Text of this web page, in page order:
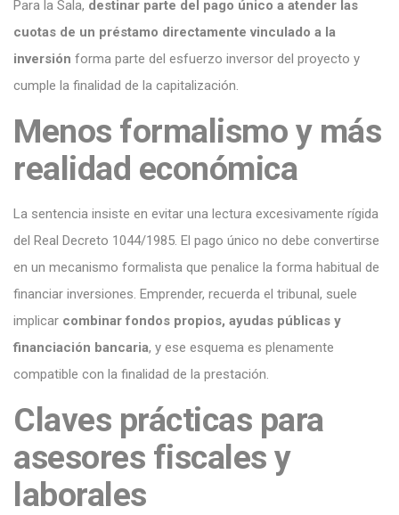
Para la Sala, destinar parte del pago único a atender las
cuotas de un préstamo directamente vinculado a la
inversión forma parte del esfuerzo inversor del proyecto y
cumple la finalidad de la capitalización.
Menos formalismo y más
realidad económica
La sentencia insiste en evitar una lectura excesivamente rígida
del Real Decreto 1044/1985. El pago único no debe convertirse
en un mecanismo formalista que penalice la forma habitual de
financiar inversiones. Emprender, recuerda el tribunal, suele
implicar combinar fondos propios, ayudas públicas y
financiación bancaria, y ese esquema es plenamente
compatible con la finalidad de la prestación.
Claves prácticas para
asesores fiscales y
laborales